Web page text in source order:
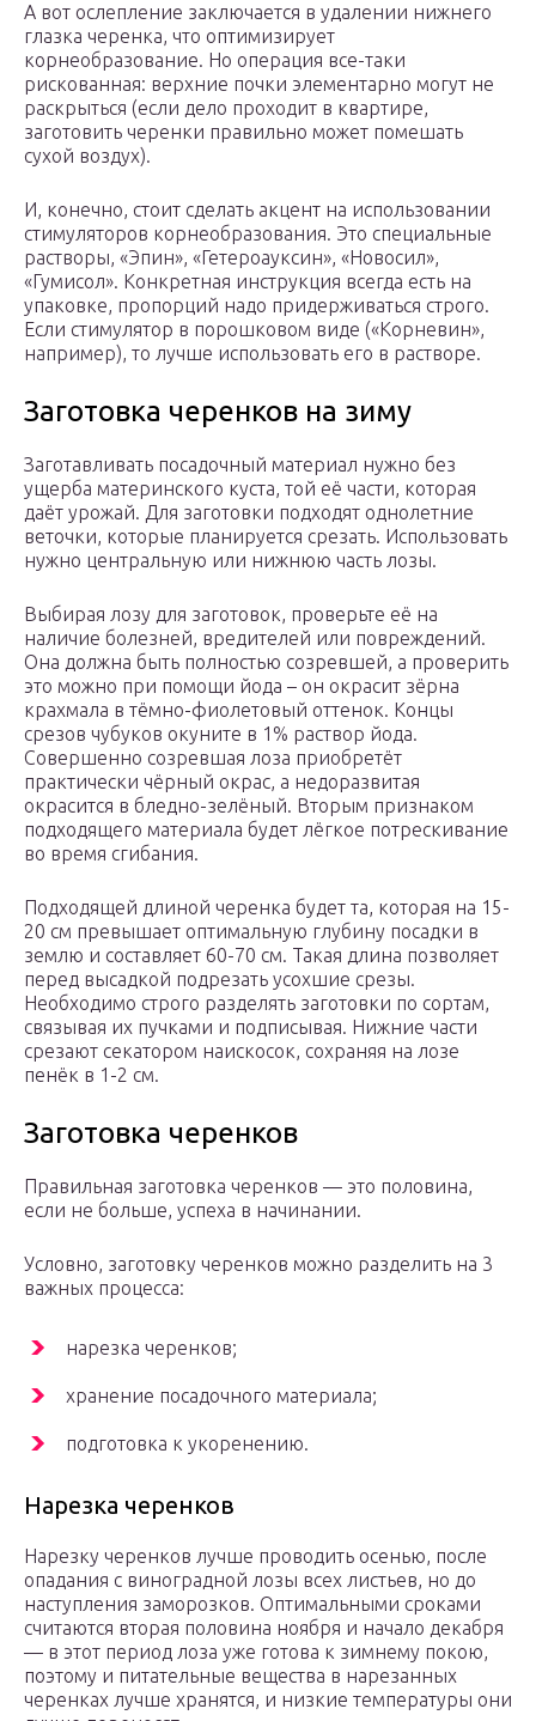
А вот ослепление заключается в удалении нижнего
глазка черенка, что оптимизирует
корнеобразование. Но операция все-таки
рискованная: верхние почки элементарно могут не
раскрыться (если дело проходит в квартире,
заготовить черенки правильно может помешать
сухой воздух).
И, конечно, стоит сделать акцент на использовании
стимуляторов корнеобразования. Это специальные
растворы, «Эпин», «Гетероауксин», «Новосил»,
«Гумисол». Конкретная инструкция всегда есть на
упаковке, пропорций надо придерживаться строго.
Если стимулятор в порошковом виде («Корневин»,
например), то лучше использовать его в растворе.
Заготовка черенков на зиму
Заготавливать посадочный материал нужно без
ущерба материнского куста, той её части, которая
даёт урожай. Для заготовки подходят однолетние
веточки, которые планируется срезать. Использовать
нужно центральную или нижнюю часть лозы.
Выбирая лозу для заготовок, проверьте её на
наличие болезней, вредителей или повреждений.
Она должна быть полностью созревшей, а проверить
это можно при помощи йода – он окрасит зёрна
крахмала в тёмно-фиолетовый оттенок. Концы
срезов чубуков окуните в 1% раствор йода.
Совершенно созревшая лоза приобретёт
практически чёрный окрас, а недоразвитая
окрасится в бледно-зелёный. Вторым признаком
подходящего материала будет лёгкое потрескивание
во время сгибания.
Подходящей длиной черенка будет та, которая на 15-
20 см превышает оптимальную глубину посадки в
землю и составляет 60-70 см. Такая длина позволяет
перед высадкой подрезать усохшие срезы.
Необходимо строго разделять заготовки по сортам,
связывая их пучками и подписывая. Нижние части
срезают секатором наискосок, сохраняя на лозе
пенёк в 1-2 см.
Заготовка черенков
Правильная заготовка черенков — это половина,
если не больше, успеха в начинании.
Условно, заготовку черенков можно разделить на 3
важных процесса:
нарезка черенков;
хранение посадочного материала;
подготовка к укоренению.
Нарезка черенков
Нарезку черенков лучше проводить осенью, после
опадания с виноградной лозы всех листьев, но до
наступления заморозков. Оптимальными сроками
считаются вторая половина ноября и начало декабря
— в этот период лоза уже готова к зимнему покою,
поэтому и питательные вещества в нарезанных
черенках лучше хранятся, и низкие температуры они